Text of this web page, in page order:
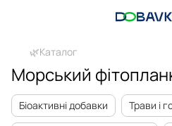
🌿Каталог
Морський
Біоактивні добавки Трави і